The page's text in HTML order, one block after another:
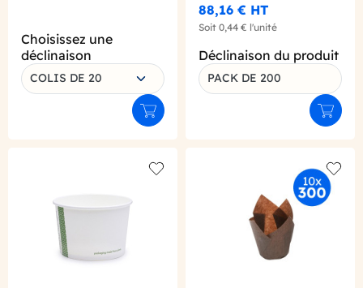
Choisissez une
déclinaison
COLIS DE 20
Ajouter au panier
88,16 € HT
Soit 0,44 € l'unité
Déclinaison du produit
PACK DE 200
Add